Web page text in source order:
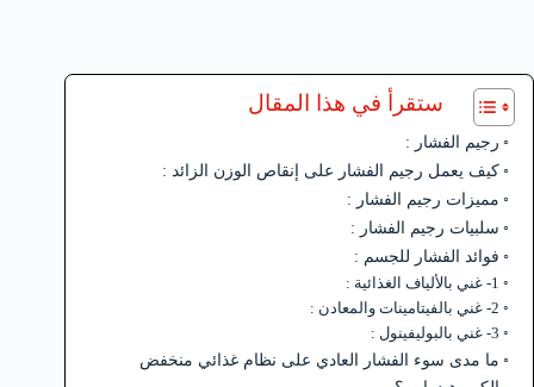
ستقرأ في هذا المقال
رجيم الفشار :
كيف يعمل رجيم الفشار على إنقاص الوزن الزائد :
مميزات رجيم الفشار :
سلبيات رجيم الفشار :
فوائد الفشار للجسم :
1- غني بالألياف الغذائية :
2- غني بالفيتامينات والمعادن :
3- غني بالبوليفينول :
ما مدى سوء الفشار العادي على نظام غذائي منخفض